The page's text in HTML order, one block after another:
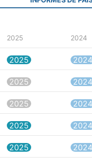
2025 2024
2025 2024
2025 2024
2025 2024
2025 2024
2025 2024